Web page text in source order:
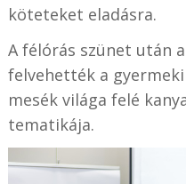
köteteket eladásra.
A félórás szünet után
felvehették a
mesék világa felé
tematikája.